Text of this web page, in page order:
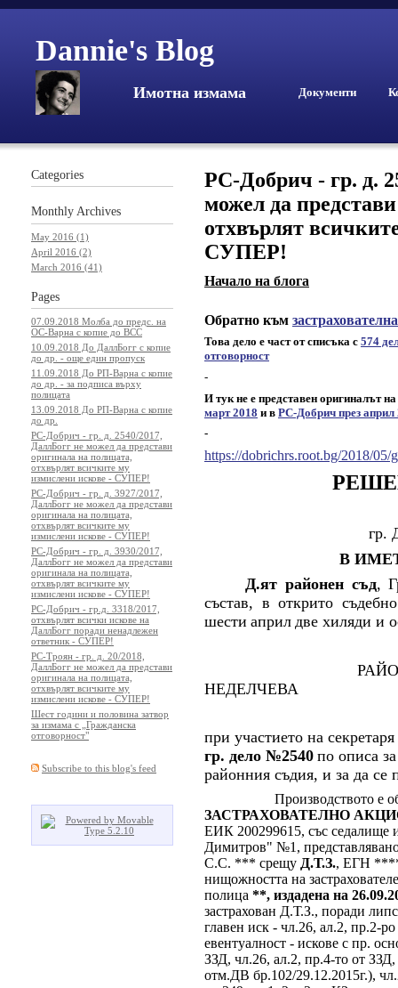
Dannie's Blog
Имотна измама Документи
РС-Добрич - гр. д.
можел да
отхвърлят
СУПЕР!
Начало на блога
Обратно към
Това дело е част от списъка с 574
отговорност
-
И тук не е представен оригиналът
март 2018 и в РС-Добрич през април
-
https://dobrichrs.root.bg/2018/05/
гр.
В
Д.ят районен съд,
състав, в открито
шести април две хиляди и
НЕДЕЛЧЕВА
при участието на
гр. дело №2540 по описа
районния съдия, и за да се
Производството е
ЗАСТРАХОВАТЕЛНО
ЕИК 200299615, със седалище
Димитров" №1,
С.С. *** срещу Д.Т.З., ЕГН
нищожността на
полица **, издадена на
застрахован Д.Т.З., поради
главен иск - чл.26, ал.2, пр.2-
евентуалност - искове с пр.
ЗЗД, чл.26, ал.2, пр.4-то от
отм.ДВ бр.102/29.12.2015г.),
Categories
Monthly Archives
May 2016 (1)
April 2016 (2)
March 2016 (41)
Pages
07.09.2018 Молба до предс. на
ОС-Варна с копие до ВСС
10.09.2018 До ДаллБогг с копие
до др. - още един пропуск
11.09.2018 До РП-Варна с копие
до др. - за подписа върху
полицата
13.09.2018 До РП-Варна с копие
до др.
РС-Добрич - гр. д. 2540/2017,
ДаллБогг не можел да представи
оригинала на полицата,
отхвърлят всичките му
измислени искове - СУПЕР!
РС-Добрич - гр. д. 3927/2017,
ДаллБогг не можел да представи
оригинала на полицата,
отхвърлят всичките му
измислени искове - СУПЕР!
РС-Добрич - гр. д. 3930/2017,
ДаллБогг не можел да представи
оригинала на полицата,
отхвърлят всичките му
измислени искове - СУПЕР!
РС-Добрич - гр.д. 3318/2017,
отхвърлят всички искове на
ДаллБогг поради ненадлежен
ответник - СУПЕР!
РС-Троян - гр. д. 20/2018,
ДаллБогг не можел да представи
оригинала на полицата,
отхвърлят всичките му
измислени искове - СУПЕР!
Шест години и половина затвор
за измама с „Гражданска
отговорност"
Subscribe to this blog's feed